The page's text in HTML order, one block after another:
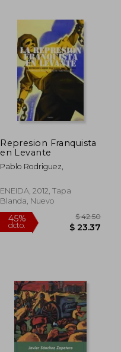
45%
dcto.
45%
dcto.
Represion Franquista
en Levante
Pablo Rodriguez,
ENEIDA, 2012, Tapa
Blanda, Nuevo